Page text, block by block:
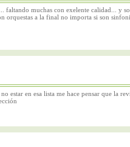
faltando muchas con exelente calidad... y
orquestas a la final no importa si son
estar en esa lista me hace pensar que la